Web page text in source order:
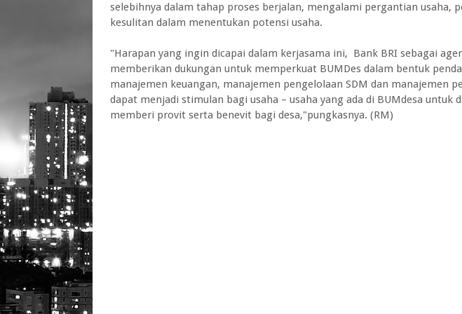
selebihnya dalam tahap proses berjalan, mengalami pergantian usaha,
kesulitan dalam menentukan potensi usaha.
"Harapan yang ingin dicapai dalam kerjasama ini, Bank BRI sebagai
memberikan dukungan untuk memperkuat BUMDes dalam bentuk
manajemen keuangan, manajemen pengelolaan SDM dan manajemen
dapat menjadi stimulan bagi usaha – usaha yang ada di BUMdesa untuk
memberi provit serta benevit bagi desa,"pungkasnya. (RM)